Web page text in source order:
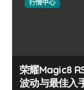
行情中心
荣耀Magic8
波动与最佳入